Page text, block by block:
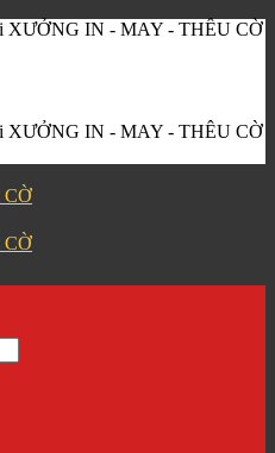
XƯỞNG IN - MAY - THÊU CỜ
XƯỞNG IN - MAY - THÊU CỜ